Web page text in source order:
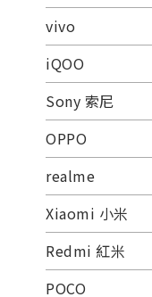
vivo
iQOO
Sony 索尼
OPPO
realme
Xiaomi 小米
Redmi 紅米
POCO